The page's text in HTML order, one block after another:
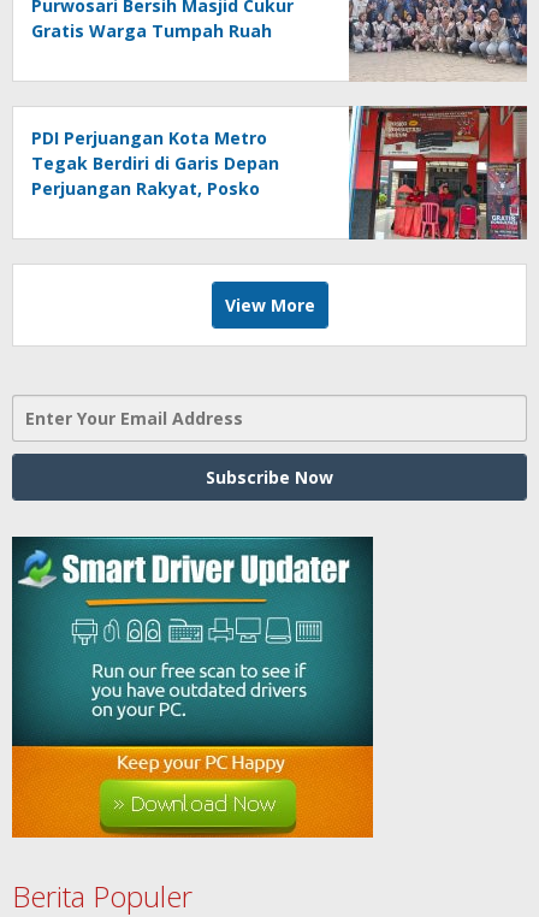
Purwosari Bersih Masjid Cukur
Gratis Warga Tumpah Ruah
PDI Perjuangan Kota Metro
Tegak Berdiri di Garis Depan
Perjuangan Rakyat, Posko
Jumat, BBHAR Siap Dibentuk
View More
Berita Populer